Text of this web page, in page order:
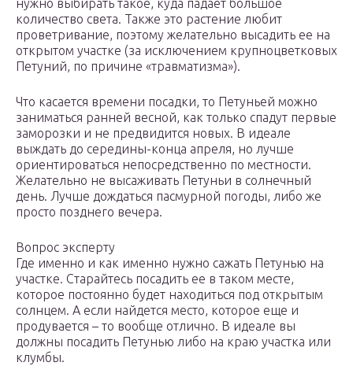
нужно выбирать такое, куда падает большое
количество света. Также это растение любит
проветривание, поэтому желательно высадить ее на
открытом участке (за исключением крупноцветковых
Петуний, по причине «травматизма»).
Что касается времени посадки, то Петуньей можно
заниматься ранней весной, как только спадут первые
заморозки и не предвидится новых. В идеале
выждать до середины-конца апреля, но лучше
ориентироваться непосредственно по местности.
Желательно не высаживать Петуньи в солнечный
день. Лучше дождаться пасмурной погоды, либо же
просто позднего вечера.
Вопрос эксперту
Где именно и как именно нужно сажать Петунью на
участке. Старайтесь посадить ее в таком месте,
которое постоянно будет находиться под открытым
солнцем. А если найдется место, которое еще и
продувается – то вообще отлично. В идеале вы
должны посадить Петунью либо на краю участка или
клумбы.